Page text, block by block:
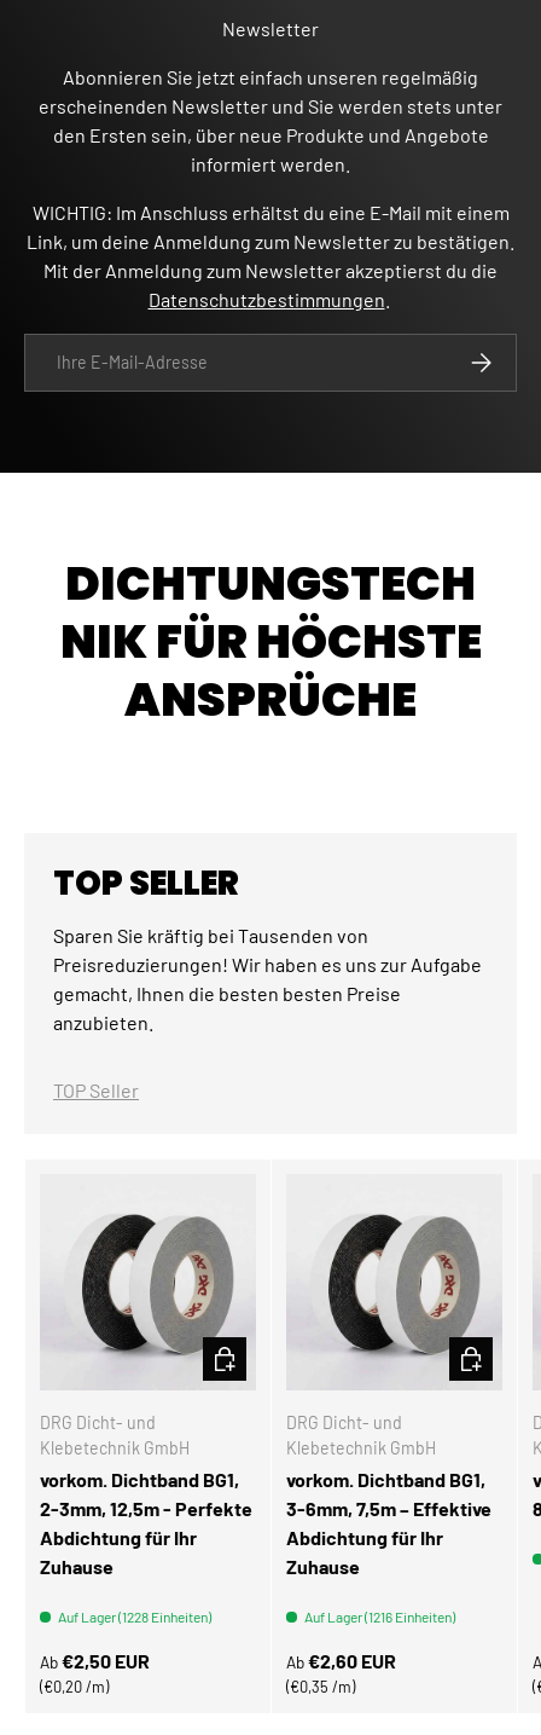
Newsletter
Abonnieren Sie jetzt einfach unseren regelmäßig
erscheinenden Newsletter und Sie werden stets unter
den Ersten sein, über neue Produkte und Angebote
informiert werden.
WICHTIG: Im Anschluss erhältst du eine E-Mail mit einem
Link, um deine Anmeldung zum Newsletter zu bestätigen.
Mit der Anmeldung zum Newsletter akzeptierst du die
Datenschutzbestimmungen
DICHTUNGSTECH
NIK FÜR HÖCHSTE
ANSPRÜCHE
TOP SELLER
Sparen Sie kräftig bei Tausenden von
Preisreduzierungen! Wir haben es uns zur Aufgabe
gemacht, Ihnen die besten besten Preise
anzubieten.
TOP Seller
DRG Dicht- und
Klebetechnik GmbH
vorkom. Dichtband BG1,
2-3mm, 12,5m - Perfekte
Abdichtung für Ihr
Zuhause
Auf Lager (1228 Einheiten)
Normaler Preis
Ab€2,50 EUR
Grundpreis
€0,20 /m
OPTIONEN AUSWÄHLEN
DRG Dicht- und
Klebetechnik GmbH
vorkom. Dichtband BG1,
3-6mm, 7,5m – Effektive
Abdichtung für Ihr
Zuhause
Auf Lager (1216 Einheiten)
Normaler Preis
Ab€2,60 EUR
Grundpreis
€0,35 /m